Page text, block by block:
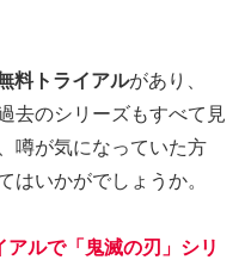
料トライアルがあり、
去のシリーズもすべて見
噂が気になっていた方
はいかがでしょうか。
ルで「鬼滅の刃」シリ